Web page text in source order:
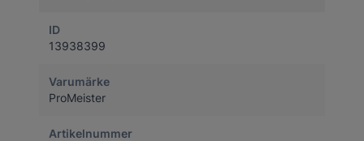
ID
13938399
Varumärke
ProMeister
Artikelnummer